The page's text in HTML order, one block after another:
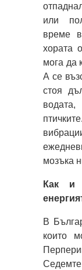
или
време
хората
мога да
А се
стоя
водата,
мозъка
Как и
В
които